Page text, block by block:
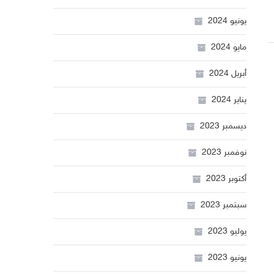
يونيو 2024
مايو 2024
أبريل 2024
يناير 2024
ديسمبر 2023
نوفمبر 2023
أكتوبر 2023
سبتمبر 2023
يوليو 2023
يونيو 2023